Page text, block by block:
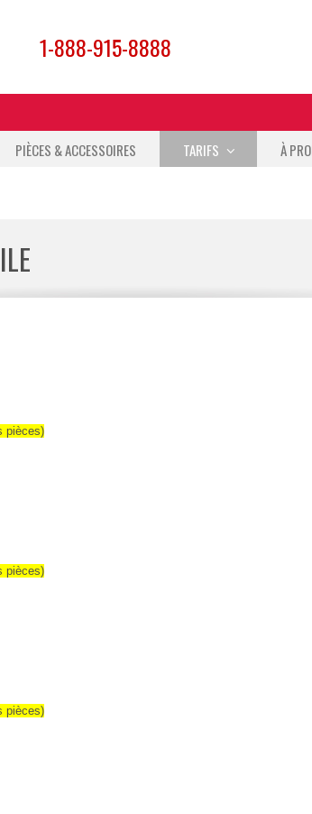
1-888-915-8888
PIÈCES & ACCESSOIRES TARIFS À
pièces)
pièces)
pièces)